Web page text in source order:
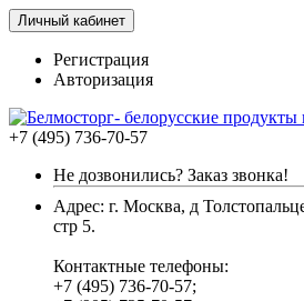
Личный кабинет
Регистрация
Авторизация
+7 (495) 736-70-57
Не дозвонились? Заказ звонка!
Адрес: г. Москва, д
стр 5.
Контактные телефоны:
+7 (495) 736-70-57;